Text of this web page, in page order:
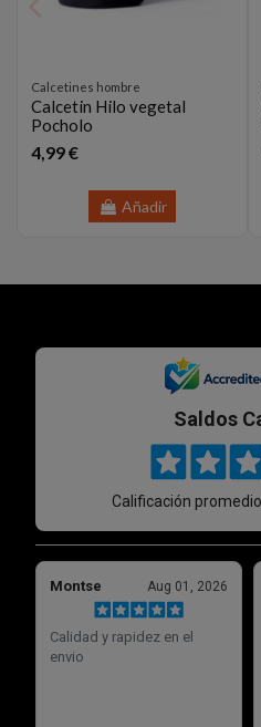
Calcetines hombre
Calcetin Hilo vegetal
Pocholo
4,99 €
Añadir